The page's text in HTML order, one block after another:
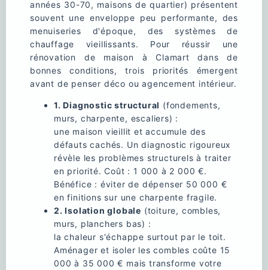
années 30-70, maisons de quartier) présentent
souvent une enveloppe peu performante, des
menuiseries d'époque, des systèmes de
chauffage vieillissants. Pour réussir une
rénovation de maison à Clamart dans de
bonnes conditions, trois priorités émergent
avant de penser déco ou agencement intérieur.
1. Diagnostic structural (fondements,
murs, charpente, escaliers) :
une maison vieillit et accumule des
défauts cachés. Un diagnostic rigoureux
révèle les problèmes structurels à traiter
en priorité. Coût : 1 000 à 2 000 €.
Bénéfice : éviter de dépenser 50 000 €
en finitions sur une charpente fragile.
2. Isolation globale (toiture, combles,
murs, planchers bas) :
la chaleur s'échappe surtout par le toit.
Aménager et isoler les combles coûte 15
000 à 35 000 € mais transforme votre